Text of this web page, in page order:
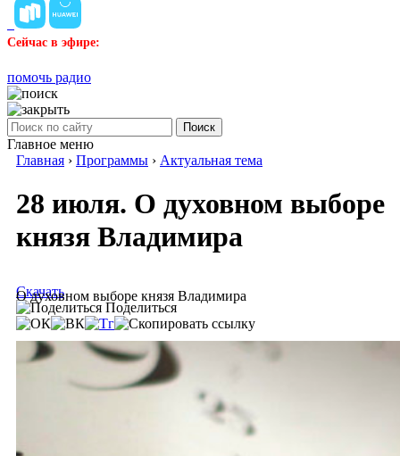
Сейчас в эфире:
помочь радио
Поиск
Главное меню
Главная › Программы › Актуальная тема
28 июля. О духовном выборе
князя Владимира
О духовном выборе князя Владимира
Скачать
Поделиться